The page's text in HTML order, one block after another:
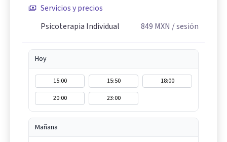
Servicios y precios
Psicoterapia Individual
849 MXN / sesión
Hoy
15:00 15:50
18:00
20:00
23:00
Mañana